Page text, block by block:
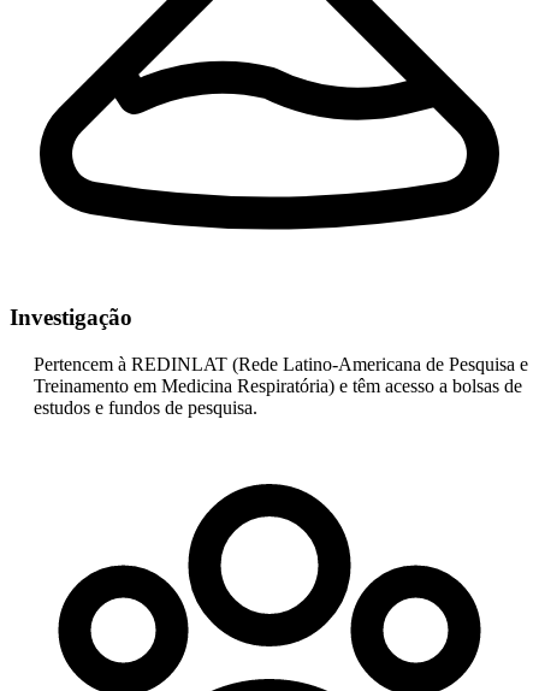
Investigação
Pertencem à REDINLAT (Rede Latino-Americana de Pesquisa e
Treinamento em Medicina Respiratória) e têm acesso a bolsas de
estudos e fundos de pesquisa.